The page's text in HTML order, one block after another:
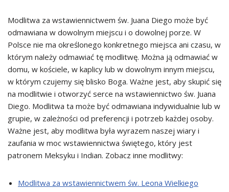
Modlitwa za wstawiennictwem św. Juana Diego może być
odmawiana w dowolnym miejscu i o dowolnej porze. W
Polsce nie ma określonego konkretnego miejsca ani czasu, w
którym należy odmawiać tę modlitwę. Można ją odmawiać w
domu, w kościele, w kaplicy lub w dowolnym innym miejscu,
w którym czujemy się blisko Boga. Ważne jest, aby skupić się
na modlitwie i otworzyć serce na wstawiennictwo św. Juana
Diego. Modlitwa ta może być odmawiana indywidualnie lub w
grupie, w zależności od preferencji i potrzeb każdej osoby.
Ważne jest, aby modlitwa była wyrazem naszej wiary i
zaufania w moc wstawiennictwa świętego, który jest
patronem Meksyku i Indian. Zobacz inne modlitwy:
Modlitwa za wstawiennictwem św. Leona Wielkiego